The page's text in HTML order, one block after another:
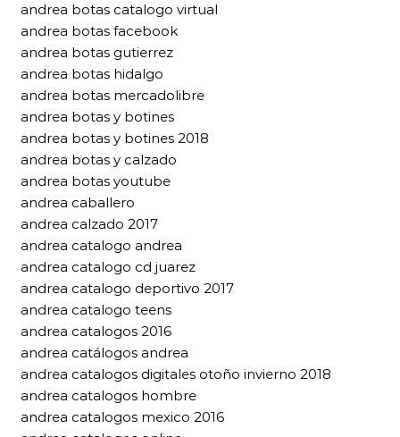
andrea botas catalogo virtual
andrea botas facebook
andrea botas gutierrez
andrea botas hidalgo
andrea botas mercadolibre
andrea botas y botines
andrea botas y botines 2018
andrea botas y calzado
andrea botas youtube
andrea caballero
andrea calzado 2017
andrea catalogo andrea
andrea catalogo cd juarez
andrea catalogo deportivo 2017
andrea catalogo teens
andrea catalogos 2016
andrea catálogos andrea
andrea catalogos digitales otoño invierno 2018
andrea catalogos hombre
andrea catalogos mexico 2016